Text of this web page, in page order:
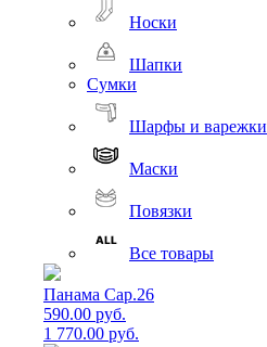
Носки
Шапки
Сумки
Шарфы и варежки
Маски
Повязки
Все товары
Панама Cap.26
590.00 руб.
1 770.00 руб.